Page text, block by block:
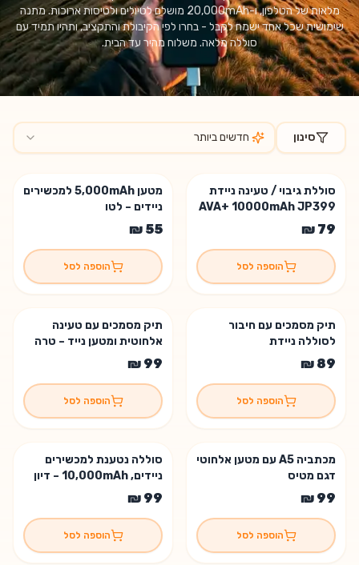
מלאות של הטלפון, ו-20,000mAh מושלם לטיולים ולטיסות ארוכות. מתנה
שימושית שכל אחד ישמח לקבל - בחרו לפי הקיבולת והתקציב, ותהיו תמיד עם
סוללה מלאה. משלוח מהיר עד הבית.
סינון חדשים ביותר
מוצרים בקטגוריית
סוללת גיבוי / טעינה ניידת
AVA+ 10000mAh JP399
הוספה לסל
מטען 5,000mAh למכשירים
ניידים – לטו
הוספה לסל
תיק מסמכים עם חיבור
לסוללה ניידת
הוספה לסל
תיק מסמכים עם טעינה
אלחוטית ומטען נייד – טרה
הוספה לסל
מכתביה A5 עם מטען אלחוטי
דגם מטיס
הוספה לסל
סוללה נטענת למכשירים
ניידים, 10,000mAh – דיון
הוספה לסל